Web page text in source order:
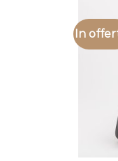
In